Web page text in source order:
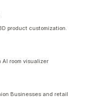
product customization.
room visualizer
Businesses and retail